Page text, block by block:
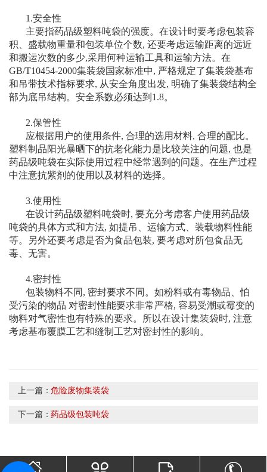
1.安全性
主要指药品级塑料吨袋的强度。在设计时要考虑包装容
积、盛载物重量和包装单位个数, 还要考虑运输距离的远近
和搬运次数的多少,采用何种运输工具和运输方法。在
GB/T10454-2000集装袋国家标准中, 严格规定了集装袋基布
和吊带技术指标要求, 从安全角度出发, 明确了集装袋结构全
部为底吊结构。安全系数必须达到1.8。
2.保管性
应根据用户的使用条件, 合理的选用材料, 合理的配比。
塑料制品阳光暴晒下的抗老化能力是比较关注的问题, 也是
药品级吨袋在实际使用过程中经常遇到的问题。在生产过程
中注意抗紫剂的使用以及材料的选择。
3.使用性
在设计药品级塑料吨袋时, 要充分考虑客户使用药品级
吨袋的具体方式和方法, 如提吊、运输方式、装载物料性能
等。另外还要考虑是否为食品包装, 要考虑对所包食品无
毒、无害。
4.密封性
包装物料不同, 密封要求不同。如粉料或有毒物品、怕
受污染的物品 对密封性能要求非常严格, 容易受潮或霉变的
物料对气密性也有特殊的要求。所以在设计集装袋时, 注意
考虑基布覆膜工艺和缝制工艺对密封性的影响。
上一篇：危险废物集装袋
下一篇：药品级包装吨袋